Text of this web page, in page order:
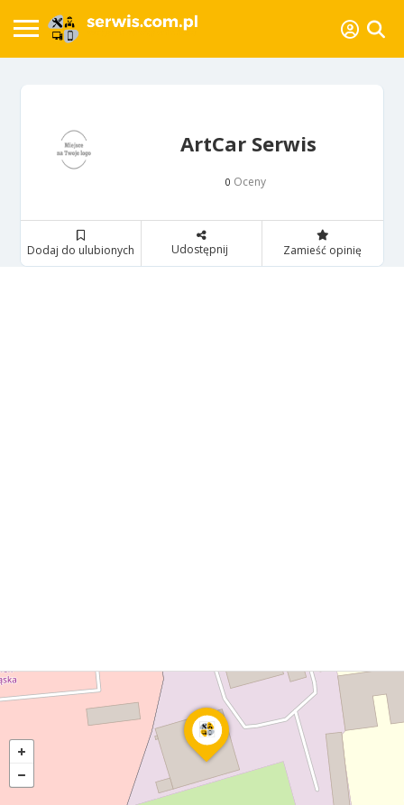
ArtCar Serwis
0 Oceny
Dodaj do ulubionych Udostępnij Zamieść opinię